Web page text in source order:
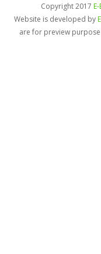
Copyright 2017
Website is developed by
are for preview